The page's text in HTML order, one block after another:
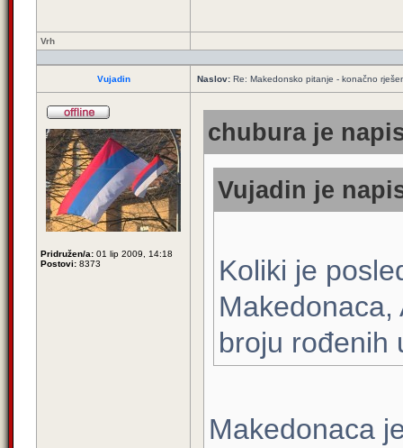
Vrh
Vujadin Naslov: Re: Makedonsko pitanje - konačno
Pridružen/a: 01 lip 2009, 14:18
Postovi: 8373
chubura je
Vujadin je
Koliki je
broju rođenih
Makedonaca